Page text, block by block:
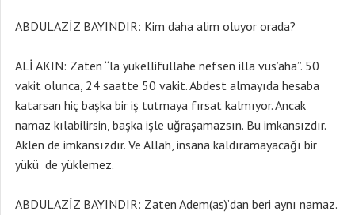
ABDULAZİZ BAYINDIR: Kim daha alim oluyor orada?
ALİ AKIN: Zaten “la yukellifullahe nefsen illa vus’aha”. 50
vakit olunca, 24 saatte 50 vakit. Abdest almayıda hesaba
katarsan hiç başka bir iş tutmaya fırsat kalmıyor. Ancak
namaz kılabilirsin, başka işle uğraşamazsın. Bu imkansızdır.
Aklen de imkansızdır. Ve Allah, insana kaldıramayacağı bir
yükü de yüklemez.
ABDULAZİZ BAYINDIR: Zaten Adem(as)’dan beri aynı namaz.